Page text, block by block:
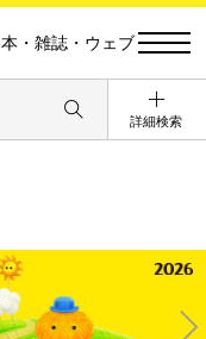
本・雑誌・ウェブ
詳細検索